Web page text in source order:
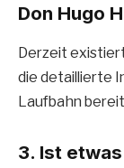
Don Hugo
Derzeit
die detaillierte
Laufbahn
3. Ist